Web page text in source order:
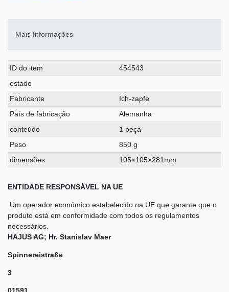
Mais Informações
Ceres::Template.singleItemTechnicalDataAttribute
Ceres::Template.singleItemTechnicalDataValue
ID do item
454543
estado
Fabricante
Ich-zapfe
País de fabricação
Alemanha
conteúdo
1 peça
Peso
850 g
dimensões
105×105×281mm
ENTIDADE RESPONSÁVEL NA UE
Um operador económico estabelecido na UE que garante que o
produto está em conformidade com todos os regulamentos
necessários.
HAJUS AG; Hr. Stanislav Maer
Spinnereistraße
3
01591